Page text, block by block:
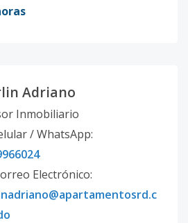
Adriano
Inmobiliario
/ WhatsApp:
Electrónico: